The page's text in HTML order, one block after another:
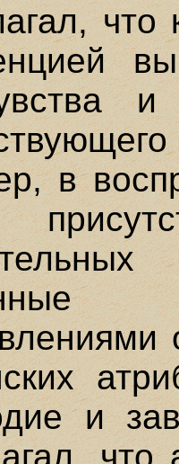
что
в
и
что